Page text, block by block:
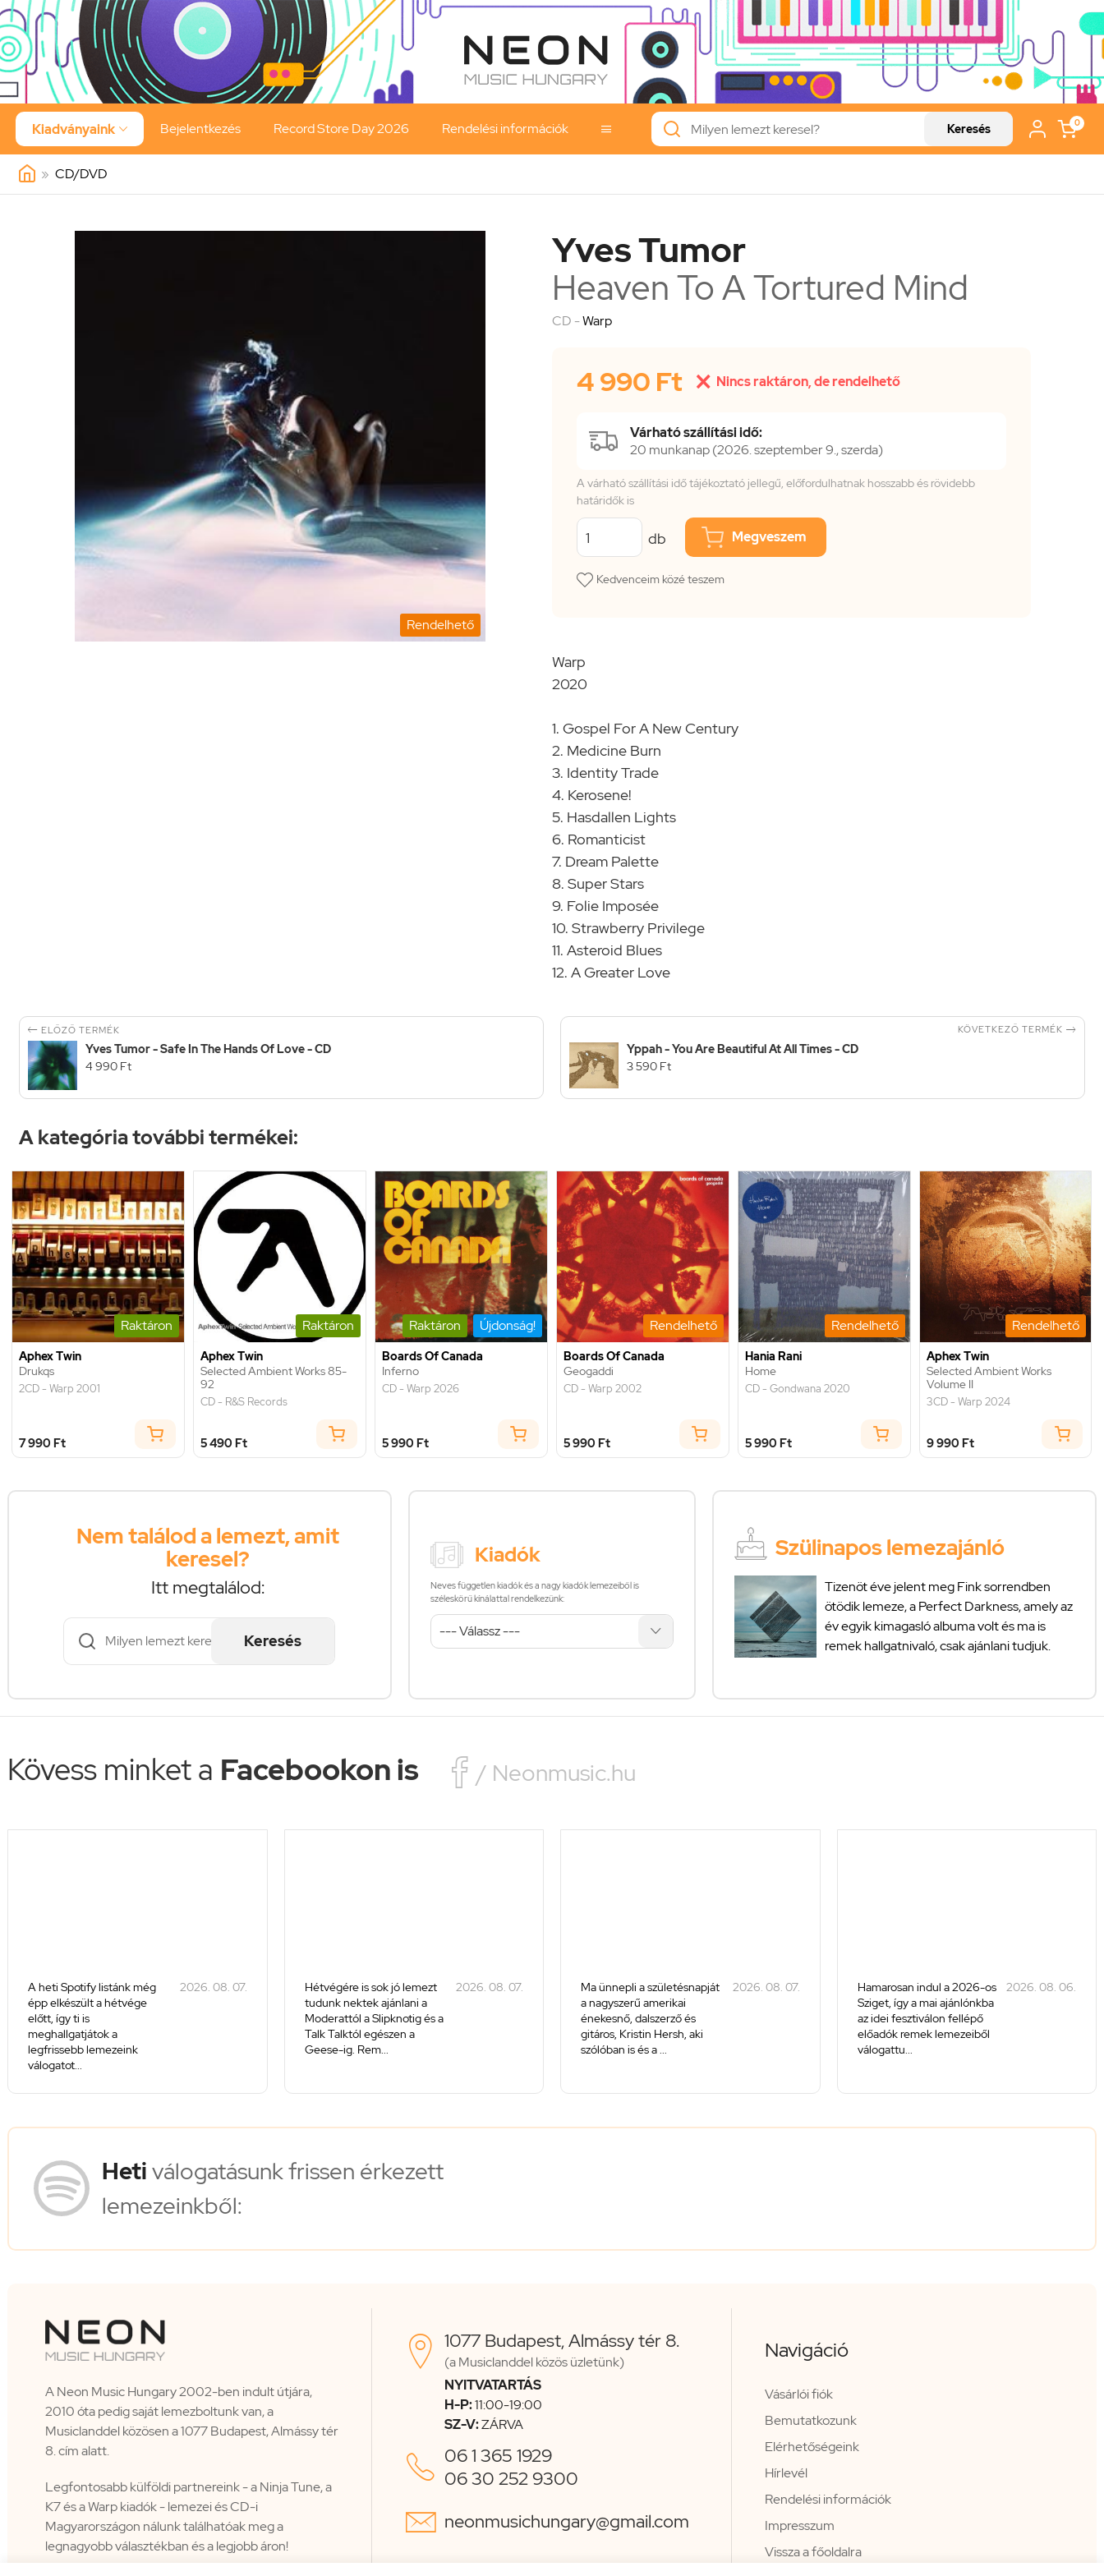
Kiadványaink  Bejelentkezés Record Store Day 2026 Rendelési információk  Keresés 0
» CD/DVD
Rendelhető
Yves Tumor
Heaven To A Tortured Mind
CD -Warp
4 990 Ft  Nincs raktáron, de rendelhető
Várható szállítási idő:
20 munkanap (2026. szeptember 9., szerda)
A várható szállítási idő tájékoztató jellegű, előfordulhatnak hosszabb és rövidebb
határidők is
db Megveszem
Kedvenceim közé teszem
Warp
2020
1. Gospel For A New Century
2. Medicine Burn
3. Identity Trade
4. Kerosene!
5. Hasdallen Lights
6. Romanticist
7. Dream Palette
8. Super Stars
9. Folie Imposée
10. Strawberry Privilege
11. Asteroid Blues
12. A Greater Love
 ELŐZŐ TERMÉK
Yves Tumor - Safe In The Hands Of Love - CD
4 990 Ft
KÖVETKEZŐ TERMÉK 
Yppah - You Are Beautiful At All Times - CD
3 590 Ft
A kategória további termékei:
Raktáron
Aphex Twin
Drukqs
2CD - Warp 2001
7 990 Ft
Raktáron
Aphex Twin
Selected Ambient Works 85-
92
CD - R&S Records
5 490 Ft
Raktáron Újdonság!
Boards Of Canada
Inferno
CD - Warp 2026
5 990 Ft
Rendelhető
Boards Of Canada
Geogaddi
CD - Warp 2002
5 990 Ft
Rendelhető
Hania Rani
Home
CD - Gondwana 2020
5 990 Ft
Rendelhető
Aphex Twin
Selected Ambient Works
Volume II
3CD - Warp 2024
9 990 Ft
Nem találod a lemezt, amit
keresel?
Itt megtalálod:
Keresés
Kiadók
Neves független kiadók és a nagy kiadók lemezeiből is
széleskörű kínálattal rendelkezünk:
Szülinapos lemezajánló
Tizenöt éve jelent meg Fink sorrendben
ötödik lemeze, a Perfect Darkness, amely az
év egyik kimagasló albuma volt és ma is
remek hallgatnivaló, csak ajánlani tudjuk.
Kövess minket a Facebookon is  / Neonmusic.hu
A heti Spotify listánk még
épp elkészült a hétvége
előtt, így ti is
meghallgatjátok a
legfrissebb lemezeink
válogatot...
2026. 08. 07.
Hétvégére is sok jó lemezt
tudunk nektek ajánlani a
Moderattól a Slipknotig és a
Talk Talktól egészen a
Geese-ig. Rem...
2026. 08. 07.
Ma ünnepli a születésnapját
a nagyszerű amerikai
énekesnő, dalszerző és
gitáros, Kristin Hersh, aki
szólóban is és a ...
2026. 08. 07.
Hamarosan indul a 2026-os
Sziget, így a mai ajánlónkba
az idei fesztiválon fellépő
előadók remek lemezeiből
válogattu...
2026. 08. 06.
Hetiválogatásunk frissen érkezett
lemezeinkből:
A Neon Music Hungary 2002-ben indult útjára,
2010 óta pedig saját lemezboltunk van, a
Musiclanddel közösen a 1077 Budapest, Almássy tér
8. cím alatt.
Legfontosabb külföldi partnereink - a Ninja Tune, a
K7 és a Warp kiadók - lemezei és CD-i
Magyarországon nálunk találhatóak meg a
legnagyobb választékban és a legjobb áron!
 1077 Budapest, Almássy tér 8.
(a Musiclanddel közös üzletünk)
NYITVATARTÁS
H-P:11:00-19:00
SZ-V:ZÁRVA
 06 1 365 1929
06 30 252 9300
 neonmusichungary@gmail.com
Navigáció
Vásárlói fiók
Bemutatkozunk
Elérhetőségeink
Hírlevél
Rendelési információk
Impresszum
Vissza a főoldalra